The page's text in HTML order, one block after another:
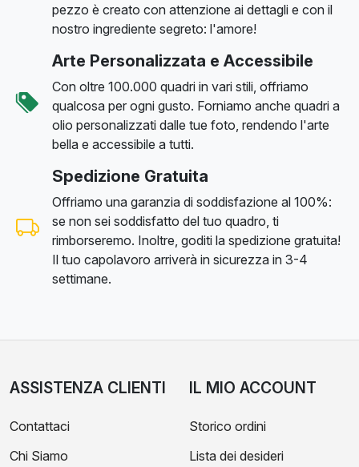
pezzo è creato con attenzione ai dettagli e con il
nostro ingrediente segreto: l'amore!
Arte Personalizzata e Accessibile
Con oltre 100.000 quadri in vari stili, offriamo
qualcosa per ogni gusto. Forniamo anche quadri a
olio personalizzati dalle tue foto, rendendo l'arte
bella e accessibile a tutti.
Spedizione Gratuita
Offriamo una garanzia di soddisfazione al 100%:
se non sei soddisfatto del tuo quadro, ti
rimborseremo. Inoltre, goditi la spedizione gratuita!
Il tuo capolavoro arriverà in sicurezza in 3-4
settimane.
ASSISTENZA CLIENTI
Contattaci
Chi Siamo
IL MIO ACCOUNT
Storico ordini
Lista dei desideri